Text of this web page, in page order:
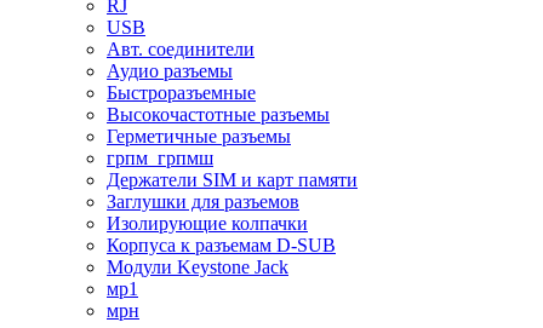
RJ
USB
Авт. соединители
Аудио разъемы
Быстроразъемные
Высокочастотные разъемы
Герметичные разъемы
грпм_грпмш
Держатели SIM и карт памяти
Заглушки для разъемов
Изолирующие колпачки
Корпуса к разъемам D-SUB
Модули Keystone Jack
мр1
мрн